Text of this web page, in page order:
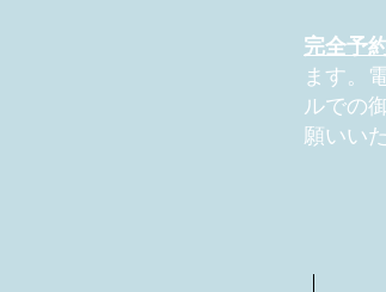
完全予
ます。
ルでの
願いい